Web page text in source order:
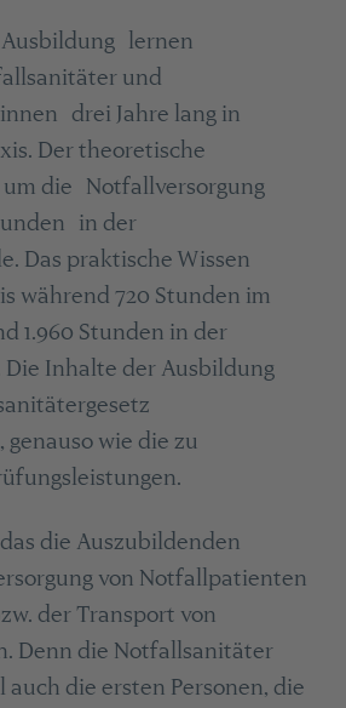
lernen
und
drei Jahre lang in
Der theoretische
die Notfallversorgung
in der
Das praktische Wissen
während 720 Stunden im
1.960 Stunden in der
Die Inhalte der Ausbildung
wie die zu
die Auszubildenden
von Notfallpatienten
der Transport von
Denn die Notfallsanitäter
auch die ersten Personen, die